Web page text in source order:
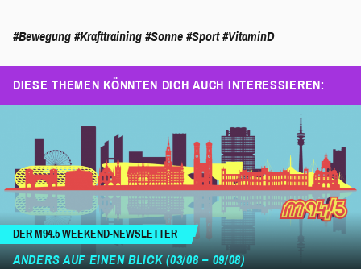
#Bewegung #Krafttraining #Sonne #Sport #VitaminD
DIESE THEMEN KÖNNTEN DICH AUCH INTERESSIEREN:
DER M94.5 WEEKEND-NEWSLETTER
ANDERS AUF EINEN BLICK (03/08 – 09/08)